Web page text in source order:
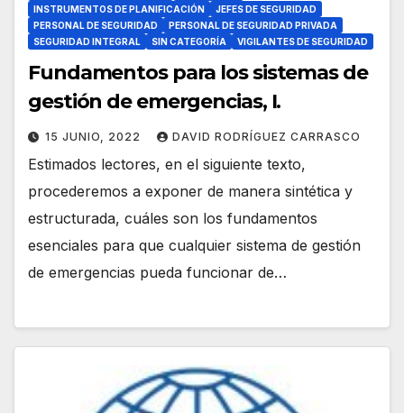
INSTRUMENTOS DE PLANIFICACIÓN
JEFES DE SEGURIDAD
PERSONAL DE SEGURIDAD
PERSONAL DE SEGURIDAD PRIVADA
SEGURIDAD INTEGRAL
SIN CATEGORÍA VIGILANTES DE SEGURIDAD
Fundamentos para los sistemas de
gestión de emergencias, I.
15 JUNIO, 2022 DAVID RODRÍGUEZ CARRASCO
Estimados lectores, en el siguiente texto,
procederemos a exponer de manera sintética y
estructurada, cuáles son los fundamentos
esenciales para que cualquier sistema de gestión
de emergencias pueda funcionar de…